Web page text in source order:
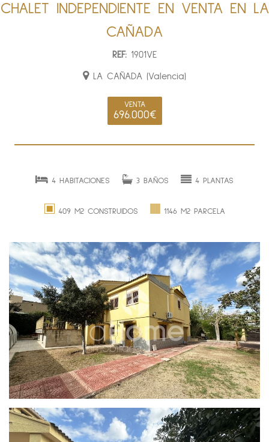
CHALET INDEPENDIENTE EN VENTA EN LA
CAÑADA
REF: 1901VE
LA CAÑADA (Valencia)
VENTA
696.000€
4 HABITACIONES 3 BAÑOS 4 PLANTAS
409 M2 CONSTRUIDOS 1146 M2 PARCELA